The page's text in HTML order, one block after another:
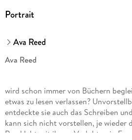
Portrait
Ava Reed
Ava Reed
wird schon immer von Büchern
etwas zu lesen verlassen?
entdeckte sie auch das Schreiben
kann sich nicht vorstellen, je wieder
Reed lebt mit ihrem Verlobten in